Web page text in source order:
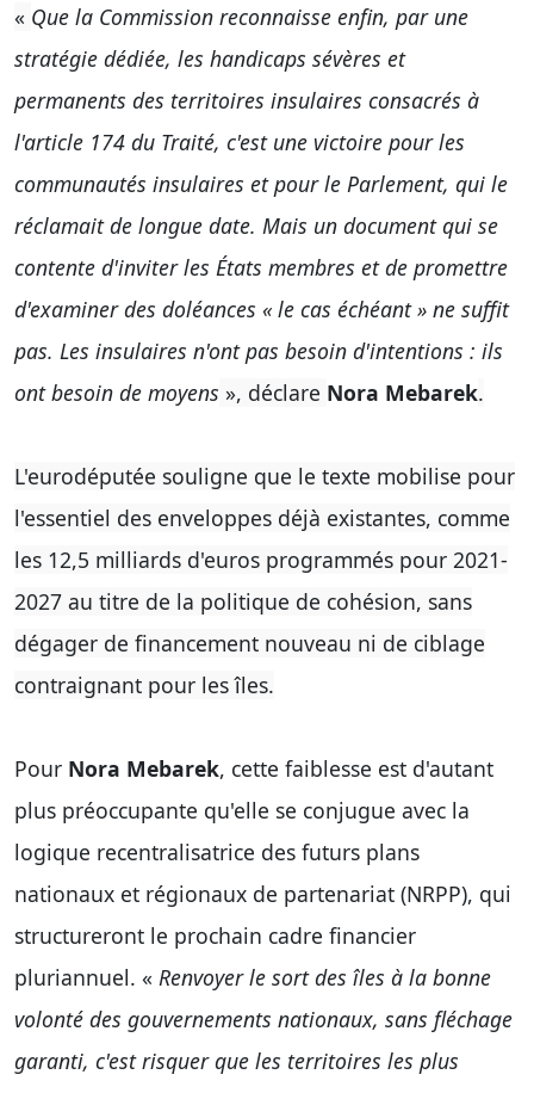
« Que la Commission reconnaisse enfin, par une
stratégie dédiée, les handicaps sévères et
permanents des territoires insulaires consacrés à
l'article 174 du Traité, c'est une victoire pour les
communautés insulaires et pour le Parlement, qui le
réclamait de longue date. Mais un document qui se
contente d'inviter les États membres et de promettre
d'examiner des doléances « le cas échéant » ne suffit
pas. Les insulaires n'ont pas besoin d'intentions : ils
ont besoin de moyens », déclare Nora Mebarek.
L'eurodéputée souligne que le texte mobilise pour
l'essentiel des enveloppes déjà existantes, comme
les 12,5 milliards d'euros programmés pour 2021-
2027 au titre de la politique de cohésion, sans
dégager de financement nouveau ni de ciblage
contraignant pour les îles.
Pour Nora Mebarek, cette faiblesse est d'autant
plus préoccupante qu'elle se conjugue avec la
logique recentralisatrice des futurs plans
nationaux et régionaux de partenariat (NRPP), qui
structureront le prochain cadre financier
pluriannuel. « Renvoyer le sort des îles à la bonne
volonté des gouvernements nationaux, sans fléchage
garanti, c'est risquer que les territoires les plus